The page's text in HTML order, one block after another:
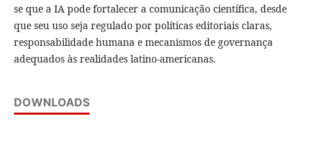
se que a IA pode fortalecer a comunicação científica, desde
que seu uso seja regulado por políticas editoriais claras,
responsabilidade humana e mecanismos de governança
adequados às realidades latino-americanas.
DOWNLOADS